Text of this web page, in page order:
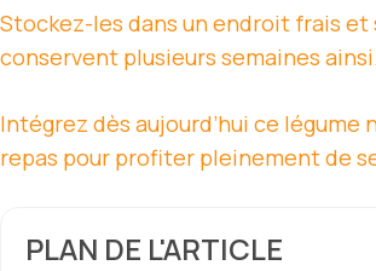
Stockez-les dans un endroit frais et
conservent plusieurs semaines
Intégrez dès aujourd’hui ce légume
repas pour profiter pleinement de
PLAN DE L'ARTICLE